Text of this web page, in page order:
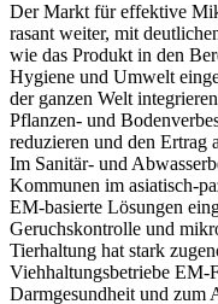
Der Markt für effektive
rasant weiter, mit
wie das Produkt in den
Hygiene und Umwelt
der ganzen Welt
Pflanzen- und
reduzieren und den Ertrag
Im Sanitär- und
Kommunen im asiatisch-
EM-basierte Lösungen
Geruchskontrolle und
Tierhaltung hat stark
Viehhaltungsbetriebe EM-
Darmgesundheit und zum